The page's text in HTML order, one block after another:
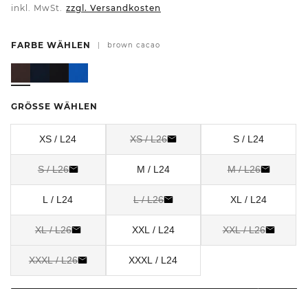
inkl. MwSt. zzgl. Versandkosten
FARBE WÄHLEN brown cacao
GRÖSSE WÄHLEN
XS / L24 XS / L26 S / L24
S / L26 M / L24 M / L26
L / L24 L / L26 XL / L24
XL / L26 XXL / L24 XXL / L26
XXXL / L26 XXXL / L24